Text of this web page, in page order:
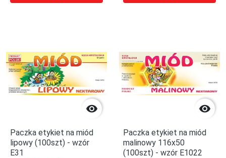

Paczka etykiet na miód
lipowy (100szt) - wzór
E31

Paczka etykiet na miód
malinowy 116x50
(100szt) - wzór E1022